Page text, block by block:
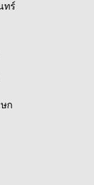
ทร์
ก